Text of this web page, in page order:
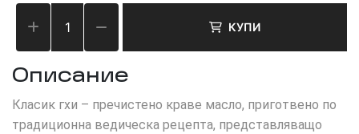
КУПИ
Описание
Класик гхи – пречистено краве масло, приготвено по
традиционна ведическа рецепта, представляващо